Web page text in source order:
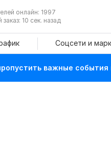
онлайн: 1997
10 сек. назад
Соцсети и
важные события